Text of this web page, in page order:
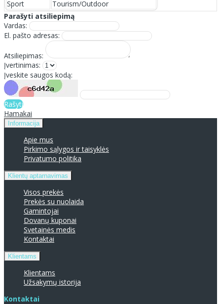
Sport
Tourism/Outdoor
Parašyti atsiliepimą
Vardas:
El. pašto adresas:
Atsiliepimas:
Įvertinimas:
Įveskite saugos kodą:
Rašyti
Hamakai
Informacija
Apie mus
Pirkimo sąlygos ir taisyklės
Privatumo politika
Klientų aptarnavimas
Visos prekės
Prekės su nuolaida
Gamintojai
Dovanų kuponai
Svetainės medis
Kontaktai
Klientams
Klientams
Užsakymų istorija
Kontaktai